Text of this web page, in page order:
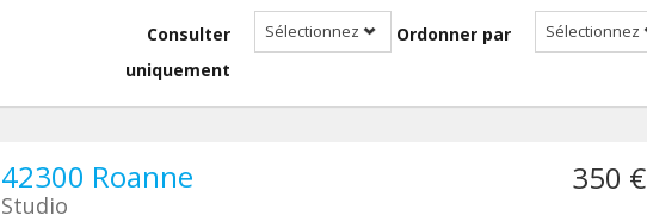
Ordonner par Sélectionnez
Consulter
uniquement
Sélectionnez
42300 Roanne 350 €
Studio